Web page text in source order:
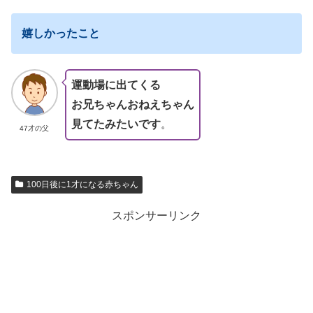
嬉しかったこと
47才の父
運動場に出てくる
お兄ちゃんおねえちゃん
見てたみたいです。
100日後に1才になる赤ちゃん
スポンサーリンク